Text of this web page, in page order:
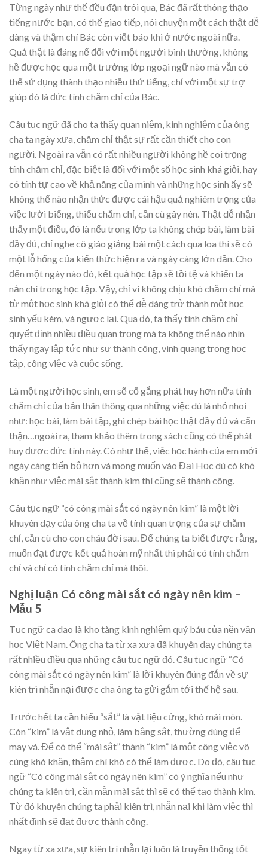
Từng ngày như thế đều đặn trôi qua, Bác đã rất thông thạo
tiếng nước bạn, có thể giao tiếp, nói chuyện một cách thật dễ
dàng và thậm chí Bác còn viết báo khi ở nước ngoài nữa.
Quả thật là đáng nể đối với một người bình thường, không
hề được học qua một trường lớp ngoại ngữ nào mà vẫn có
thể sử dụng thành thạo nhiều thứ tiếng, chỉ với một sự trợ
giúp đó là đức tính chăm chỉ của Bác.
Câu tục ngữ đã cho ta thấy quan niệm, kinh nghiệm của ông
cha ta ngày xưa, chăm chỉ thật sự rất cần thiết cho con
người. Ngoài ra vẫn có rất nhiều người không hề coi trọng
tính chăm chỉ, đặc biệt là đối với một số học sinh khá giỏi, hay
có tính tự cao về khả năng của mình và những học sinh ấy sẽ
không thể nào nhận thức được cái hậu quả nghiêm trọng của
việc lười biếng, thiếu chăm chỉ, cần cù gây nên. Thật dễ nhận
thấy một điều, đó là nếu trong lớp ta không chép bài, làm bài
đầy đủ, chỉ nghe cô giáo giảng bài một cách qua loa thì sẽ có
một lỗ hổng của kiến thức hiện ra và ngày càng lớn dần. Cho
đến một ngày nào đó, kết quả học tập sẽ tồi tệ và khiến ta
nản chí trong học tập. Vậy, chỉ vì không chịu khó chăm chỉ mà
từ một học sinh khá giỏi có thể dễ dàng trở thành một học
sinh yếu kém, và ngược lại. Qua đó, ta thấy tính chăm chỉ
quyết định nhiều điều quan trọng mà ta không thể nào nhìn
thấy ngay lập tức như sự thành công, vinh quang trong học
tập, công việc và cuộc sống.
Là một người học sinh, em sẽ cố gắng phát huy hơn nữa tính
chăm chỉ của bản thân thông qua những việc dù là nhỏ nhoi
như: học bài, làm bài tập, ghi chép bài học thật đầy đủ và cẩn
thận…ngoài ra, tham khảo thêm trong sách cũng có thể phát
huy được đức tính này. Có như thế, việc học hành của em mới
ngày càng tiến bộ hơn và mong muốn vào Đại Học dù có khó
khăn như việc mài sắt thành kim thì cũng sẽ thành công.
Câu tục ngữ “có công mài sắt có ngày nên kim” là một lời
khuyên dạy của ông cha ta về tính quan trọng của sự chăm
chỉ, cần cù cho con cháu đời sau. Để chúng ta biết được rằng,
muốn đạt được kết quả hoàn mỹ nhất thì phải có tính chăm
chỉ và chỉ có tính chăm chỉ mà thôi.
Nghị luận Có công mài sắt có ngày nên kim –
Mẫu 5
Tục ngữ ca dao là kho tàng kinh nghiệm quý báu của nền văn
học Việt Nam. Ông cha ta từ xa xưa đã khuyên dạy chúng ta
rất nhiều điều qua những câu tục ngữ đó. Câu tục ngữ “Có
công mài sắt có ngày nên kim” là lời khuyên đúng đắn về sự
kiên trì nhẫn nại được cha ông ta gửi gắm tới thế hệ sau.
Trước hết ta cần hiểu “sắt” là vật liệu cứng, khó mài mòn.
Còn “kim” là vật dụng nhỏ, làm bằng sắt, thường dùng để
may vá. Để có thể “mài sắt” thành “kim” là một công việc vô
cùng khó khăn, thậm chí khó có thể làm được. Do đó, câu tục
ngữ “Có công mài sắt có ngày nên kim” có ý nghĩa nếu như
chúng ta kiên trì, cần mẫn mài sắt thì sẽ có thể tạo thành kim.
Từ đó khuyên chúng ta phải kiên trì, nhẫn nại khi làm việc thì
nhất định sẽ đạt được thành công.
Ngay từ xa xưa, sự kiên trì nhẫn lại luôn là truyền thống tốt